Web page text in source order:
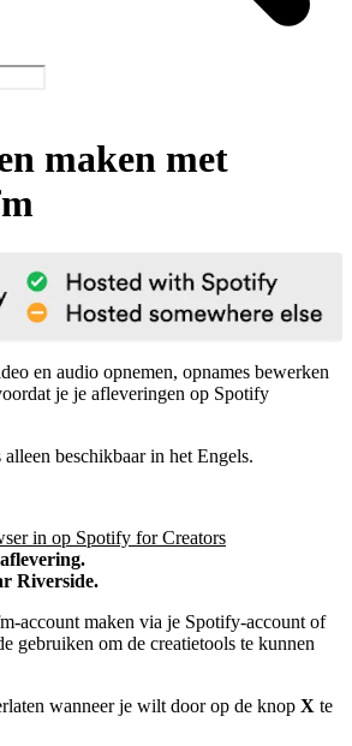
maken met
en audio opnemen, opnames bewerken
je je afleveringen op Spotify
beschikbaar in het Engels.
in op Spotify for Creators
Riverside.
account maken via je Spotify-account of
gebruiken om de creatietools te kunnen
wanneer je wilt door op de knop X te